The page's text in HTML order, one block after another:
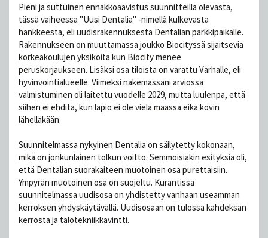
Pieni ja suttuinen ennakkoaavistus suunnitteilla olevasta,
tässä vaiheessa "Uusi Dentalia" -nimellä kulkevasta
hankkeesta, eli uudisrakennuksesta Dentalian parkkipaikalle.
Rakennukseen on muuttamassa joukko Biocityssä sijaitsevia
korkeakoulujen yksiköitä kun Biocity menee
peruskorjaukseen. Lisäksi osa tiloista on varattu Varhalle, eli
hyvinvointialueelle. Viimeksi näkemässäni arviossa
valmistuminen oli laitettu vuodelle 2029, mutta luulenpa, että
siihen ei ehditä, kun lapio ei ole vielä maassa eikä kovin
lähelläkään.
Suunnitelmassa nykyinen Dentalia on säilytetty kokonaan,
mikä on jonkunlainen tolkun voitto. Semmoisiakin esityksiä oli,
että Dentalian suorakaiteen muotoinen osa purettaisiin.
Ympyrän muotoinen osa on suojeltu. Kurantissa
suunnitelmassa uudisosa on yhdistetty vanhaan useamman
kerroksen yhdyskäytävällä. Uudisosaan on tulossa kahdeksan
kerrosta ja talotekniikkavintti.